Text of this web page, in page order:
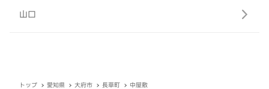
山口
トップ 愛知県 大府市 長草町 中屋敷